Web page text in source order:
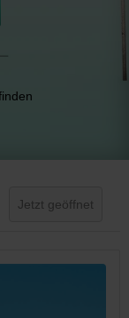
Jetzt geöffnet